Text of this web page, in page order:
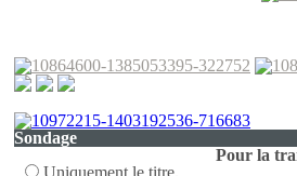
Sondage
Pour la
Uniquement le titre.